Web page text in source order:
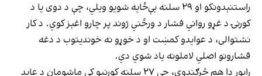
راستنېدونکو او ۲۹ سلنه بې‌ځایه شویو ویلي، چې د دوی یا د
کورنۍ د غړو رواني فشار د ورځني ژوند پر چارو اغېز کوي. د کار
نشتوالی، د عوایدو کمښت او د خوړو نه خوندیتوب د دغه
فشارونو اصلي لاملونه یاد شوي دي.
راپور دا هم څرګندوي، چې ۲۷ سلنه کورنیو کې ماشومان د عاید